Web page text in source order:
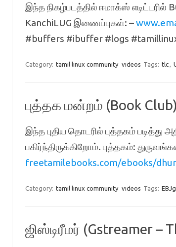
இந்த நிகழ்படத்தில் ஈமாக்ஸ்
KanchiLUG இணைப்புகள்: –
#buffers #ibuffer #logs
Category: tamil linux community videos Tags: tlc,
புத்தக மன்றம் (Book
இந்த புதிய தொடரில் புத்தகம் படித்து
பகிர்ந்திருக்கிறோம். புத்தகம்:
freetamilebooks.com/ebooks/
Category: tamil linux community videos Tags:
ஜிஸ்டிரீமர் (Gstreamer –